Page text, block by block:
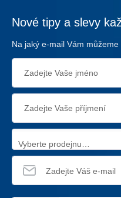
Nové tipy a slevy
Na jaký e-mail Vám
Vyberte prodejnu…